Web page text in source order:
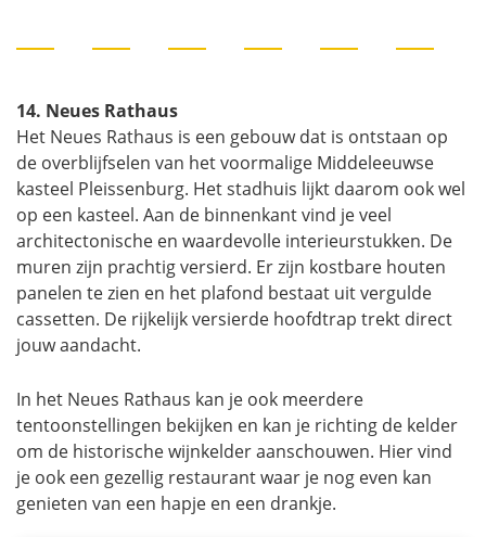
14. Neues Rathaus
Het Neues Rathaus is een gebouw dat is ontstaan op
de overblijfselen van het voormalige Middeleeuwse
kasteel Pleissenburg. Het stadhuis lijkt daarom ook wel
op een kasteel. Aan de binnenkant vind je veel
architectonische en waardevolle interieurstukken. De
muren zijn prachtig versierd. Er zijn kostbare houten
panelen te zien en het plafond bestaat uit vergulde
cassetten. De rijkelijk versierde hoofdtrap trekt direct
jouw aandacht.
In het Neues Rathaus kan je ook meerdere
tentoonstellingen bekijken en kan je richting de kelder
om de historische wijnkelder aanschouwen. Hier vind
je ook een gezellig restaurant waar je nog even kan
genieten van een hapje en een drankje.